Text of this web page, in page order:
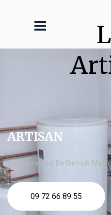
ARTISAN
chaudière fioul De Dietrich
09 72 66 89 55